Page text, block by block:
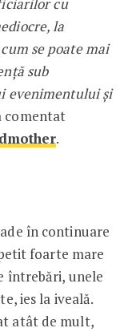
la
se poate mai
sub
evenimentului și
comentat
.
în continuare
foarte mare
întrebări, unele
ies la iveală.
atât de mult,